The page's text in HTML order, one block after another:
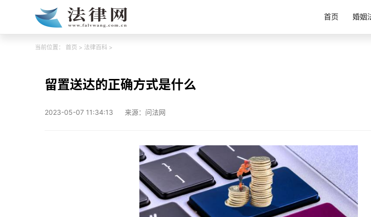
首页 婚姻
当前位置： 首页 > 法律百科 >
留置送达的正确方式是什么
2023-05-07 11:34:13 来源：问法网